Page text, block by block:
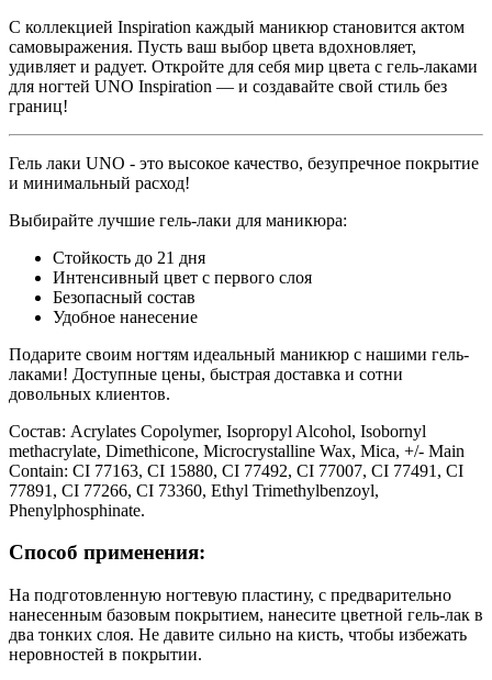
С коллекцией Inspiration каждый маникюр становится актом
самовыражения. Пусть ваш выбор цвета вдохновляет,
удивляет и радует. Откройте для себя мир цвета с гель-лаками
для ногтей UNO Inspiration — и создавайте свой стиль без
границ!
Гель лаки UNO - это высокое качество, безупречное покрытие
и минимальный расход!
Выбирайте лучшие гель-лаки для маникюра:
Стойкость до 21 дня
Интенсивный цвет с первого слоя
Безопасный состав
Удобное нанесение
Подарите своим ногтям идеальный маникюр с нашими гель-
лаками! Доступные цены, быстрая доставка и сотни
довольных клиентов.
Состав: Acrylates Copolymer, Isopropyl Alcohol, Isobornyl
methacrylate, Dimethicone, Microcrystalline Wax, Mica, +/- Main
Contain: CI 77163, CI 15880, CI 77492, CI 77007, CI 77491, CI
77891, CI 77266, CI 73360, Ethyl Trimethylbenzoyl,
Phenylphosphinate.
Способ применения:
На подготовленную ногтевую пластину, с предварительно
нанесенным базовым покрытием, нанесите цветной гель-лак в
два тонких слоя. Не давите сильно на кисть, чтобы избежать
неровностей в покрытии.